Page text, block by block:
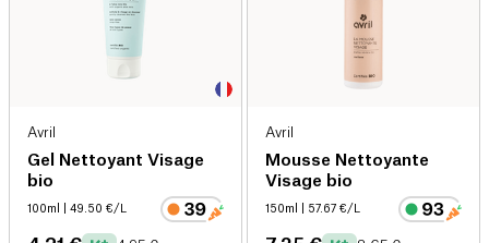
Avril
Gel Nettoyant Visage
bio
100ml | 49.50 €/L
Avril
Mousse Nettoyante
Visage bio
150ml | 57.67 €/L